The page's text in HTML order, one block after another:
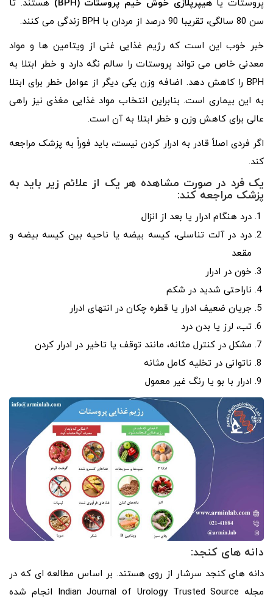
پروستات یاهیپرپلازی خوش خیم پروستات (BPH
) هستند. تا
سن 80 سالگی، تقریبا 90 درصد از مردان با BPH زندگی می کنند.
خبر خوب این است که رژیم غذایی غنی از ویتامین ها و مواد
معدنی خاص می تواند پروستات را سالم نگه دارد و خطر ابتلا به
BPH را کاهش دهد. اضافه وزن یکی دیگر از عوامل خطر برای ابتلا
به این بیماری است. بنابراین انتخاب مواد غذایی مغذی نیز راهی
عالی برای کاهش وزن و خطر ابتلا به آن است.
اگر فردی اصلاً قادر به ادرار کردن نیست، باید فوراً به پزشک مراجعه
کند.
یک فرد در صورت مشاهده هر یک از علائم زیر باید به
پزشک مراجعه کند:
درد هنگام ادرار یا بعد از انزال
درد در آلت تناسلی، کیسه بیضه یا ناحیه بین کیسه بیضه و
مقعد
خون در ادرار
ناراحتی شدید در شکم
جریان ضعیف ادرار یا قطره چکان در انتهای ادرار
تب، لرز یا بدن درد
مشکل در کنترل مثانه، مانند توقف یا تاخیر در ادرار کردن
ناتوانی در تخلیه کامل مثانه
ادرار با بو یا رنگ غیر معمول
دانه های کنجد:
دانه های کنجد سرشار از روی هستند. بر اساس مطالعه ای که در
مجله Indian Journal of Urology Trusted Source انجام شده